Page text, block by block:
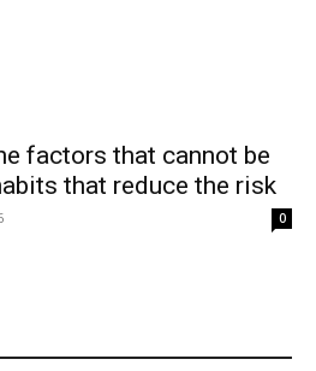
factors that cannot be
that reduce the risk
0